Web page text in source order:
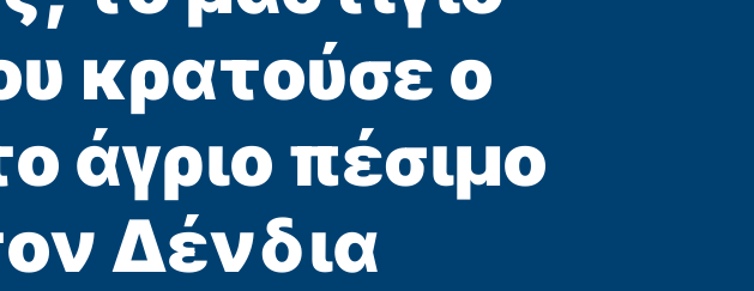
κρατούσε ο
άγριο πέσιμο
Δένδια